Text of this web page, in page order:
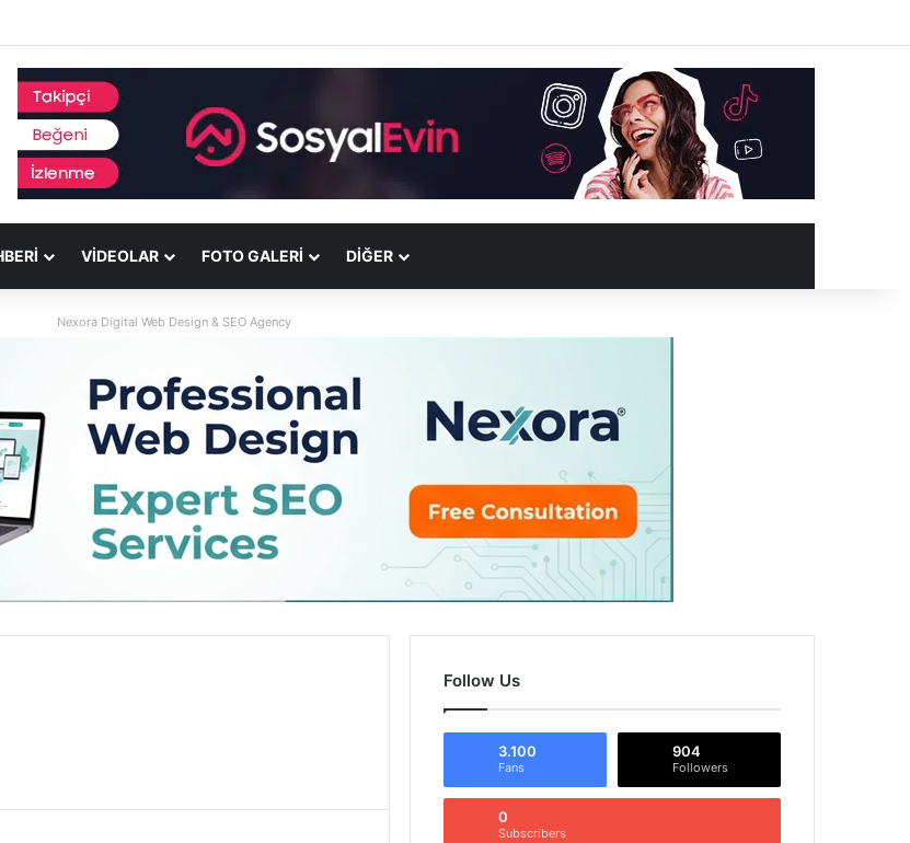
VIDEOLAR FOTO GALERI DİĞER
Nexora Digital Web Design & SEO Agency
Follow Us
3.100
Fans
904
Followers
0
Subscribers